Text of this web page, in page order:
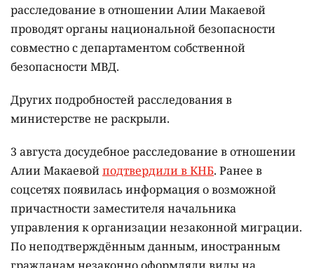
расследование в отношении Алии Макаевой
проводят органы национальной безопасности
совместно с департаментом собственной
безопасности МВД.
Других подробностей расследования в
министерстве не раскрыли.
3 августа досудебное расследование в отношении
Алии Макаевойподтвердили в КНБ. Ранее в
соцсетях появилась информация о возможной
причастности заместителя начальника
управления к организации незаконной миграции.
По неподтверждённым данным, иностранным